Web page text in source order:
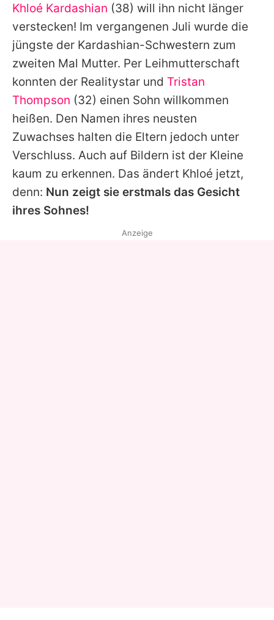
Impressum
Datenschutzerklärung
Nutzungsbedingungen
Utiq verwalten
Khloé Kardashian (38) will ihn nicht länger
verstecken! Im vergangenen Juli wurde die
jüngste der Kardashian-Schwestern zum
zweiten Mal Mutter. Per Leihmutterschaft
konnten der Realitystar und Tristan
Thompson (32) einen Sohn willkommen
heißen. Den Namen ihres neusten
Zuwachses halten die Eltern jedoch unter
Verschluss. Auch auf Bildern ist der Kleine
kaum zu erkennen. Das ändert Khloé jetzt,
denn: Nun zeigt sie erstmals das Gesicht
ihres Sohnes!
Anzeige